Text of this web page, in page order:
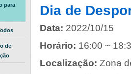
para
de
Dia de
Data: 2022/10/15
Horário: 16:00 ~
Localização: Zona